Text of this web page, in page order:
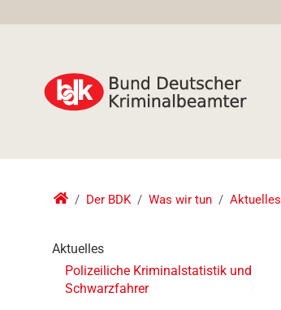
Der BDK Was wir tun Aktuelles
Aktuelles
Polizeiliche Kriminalstatistik und
Schwarzfahrer